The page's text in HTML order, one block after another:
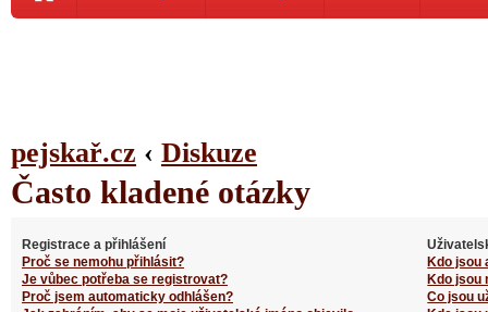
pejskař.cz ‹ Diskuze
Často kladené otázky
Registrace a přihlášení
Proč se nemohu přihlásit?
Je vůbec potřeba se registrovat?
Proč jsem automaticky odhlášen?
Kdo jsou
Kdo jsou
Co jsou